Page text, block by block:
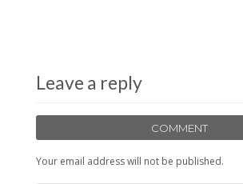
Leave a reply
COMMENT
Your email address will not be published.